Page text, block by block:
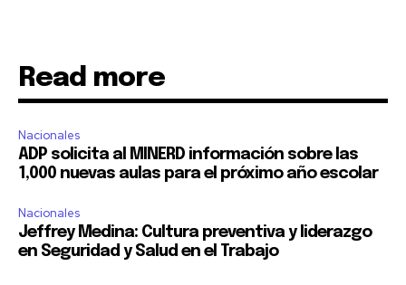
Read more
Nacionales
ADP solicita al MINERD información sobre las
1,000 nuevas aulas para el próximo año escolar
Nacionales
Jeffrey Medina: Cultura preventiva y liderazgo
en Seguridad y Salud en el Trabajo